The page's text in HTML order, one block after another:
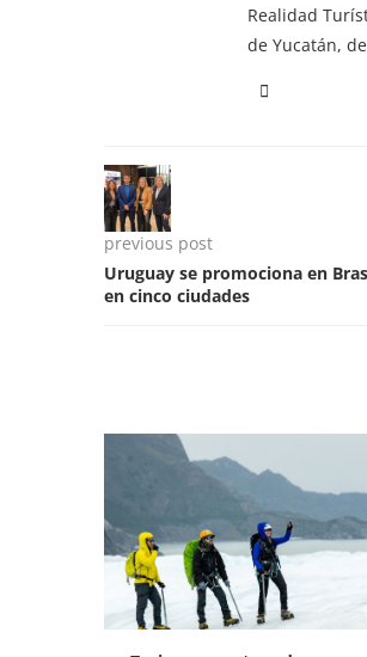
Realidad
de Yucatán,
previous post
Uruguay se promociona en
en cinco ciudades